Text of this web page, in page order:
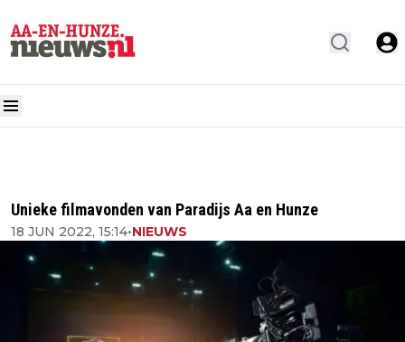
Unieke filmavonden van Paradijs Aa en Hunze
18 JUN 2022, 15:14•NIEUWS